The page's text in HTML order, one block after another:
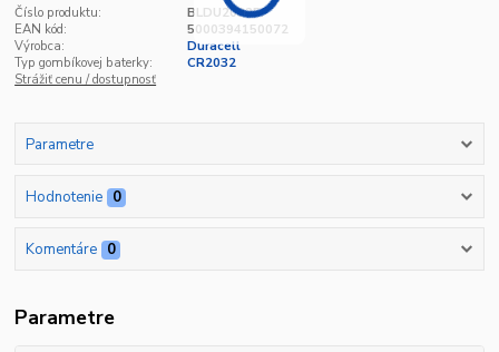
Číslo produktu:
BLDU20325P
EAN kód:
5000394150072
Výrobca:
Duracell
Typ gombíkovej baterky:
CR2032
Strážiť cenu / dostupnosť
Parametre
Hodnotenie 0
Komentáre 0
Parametre